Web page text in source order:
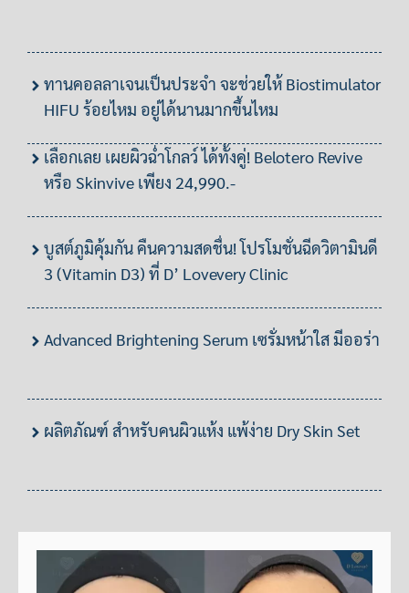
ทานคอลลาเจนเป็นประจำ จะช่วยให้ Biostimulator
HIFU ร้อยไหม อยู่ได้นานมากขึ้นไหม
เลือกเลย เผยผิวฉ่ำโกลว์ ได้ทั้งคู่! Belotero Revive
หรือ Skinvive เพียง 24,990.-
บูสต์ภูมิคุ้มกัน คืนความสดชื่น! โปรโมชั่นฉีดวิตามินดี
3 (Vitamin D3) ที่ D’ Lovevery Clinic
Advanced Brightening Serum เซรั่มหน้าใส มีออร่า
ผลิตภัณฑ์ สำหรับคนผิวแห้ง แพ้ง่าย Dry Skin Set